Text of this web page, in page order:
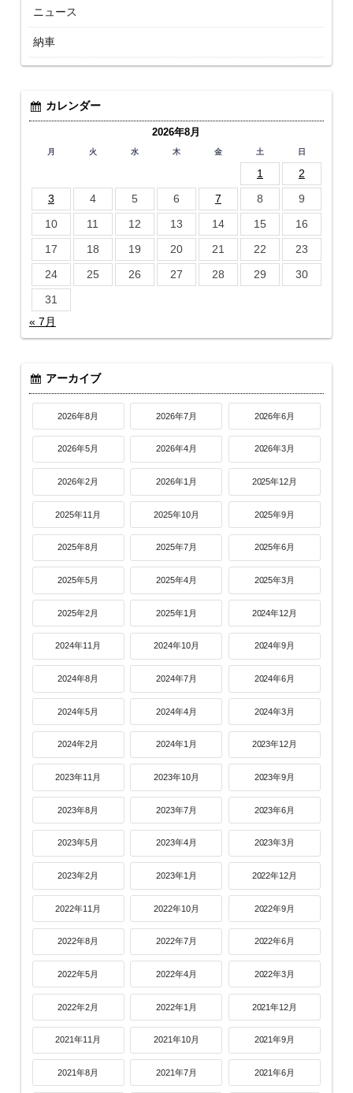
ニュース
納車
カレンダー
2026年8月
月 火 水 木 金 土 日
1
2
3
4 5 6 7 8
9
10
11 12 13 14 15
16
17
18 19 20 21 22
23
24
25 26 27 28 29
30
31
« 7月
アーカイブ
2026年8月 2026年7月 2026年6月
2026年5月 2026年4月 2026年3月
2026年2月 2026年1月 2025年12月
2025年11月 2025年10月 2025年9月
2025年8月 2025年7月 2025年6月
2025年5月 2025年4月 2025年3月
2025年2月 2025年1月 2024年12月
2024年11月 2024年10月 2024年9月
2024年8月 2024年7月 2024年6月
2024年5月 2024年4月 2024年3月
2024年2月 2024年1月 2023年12月
2023年11月 2023年10月 2023年9月
2023年8月 2023年7月 2023年6月
2023年5月 2023年4月 2023年3月
2023年2月 2023年1月 2022年12月
2022年11月 2022年10月 2022年9月
2022年8月 2022年7月 2022年6月
2022年5月 2022年4月 2022年3月
2022年2月 2022年1月 2021年12月
2021年11月 2021年10月 2021年9月
2021年8月 2021年7月 2021年6月